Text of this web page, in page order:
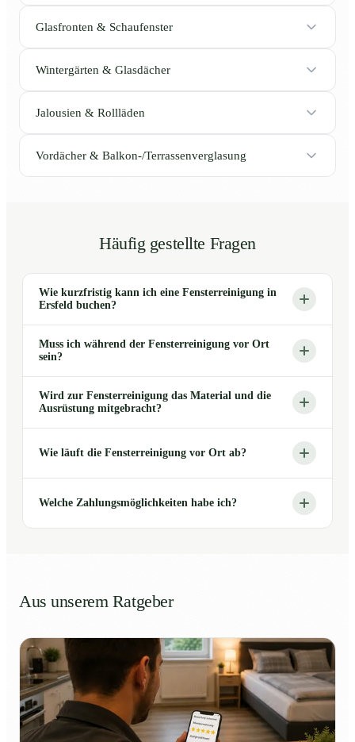
Glasfronten & Schaufenster
Wintergärten & Glasdächer
Jalousien & Rollläden
Vordächer & Balkon-/Terrassenverglasung
Häufig gestellte Fragen
Wie kurzfristig kann ich eine Fensterreinigung in
Ersfeld buchen?
Muss ich während der Fensterreinigung vor Ort
sein?
Wird zur Fensterreinigung das Material und die
Ausrüstung mitgebracht?
Wie läuft die Fensterreinigung vor Ort ab?
Welche Zahlungsmöglichkeiten habe ich?
Aus unserem Ratgeber